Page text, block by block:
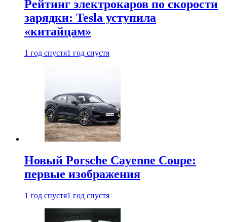
Рейтинг электрокаров по скорости
зарядки: Tesla уступила
«китайцам»
1 год спустя1 год спустя
Новый Porsche Cayenne Coupe:
первые изображения
1 год спустя1 год спустя